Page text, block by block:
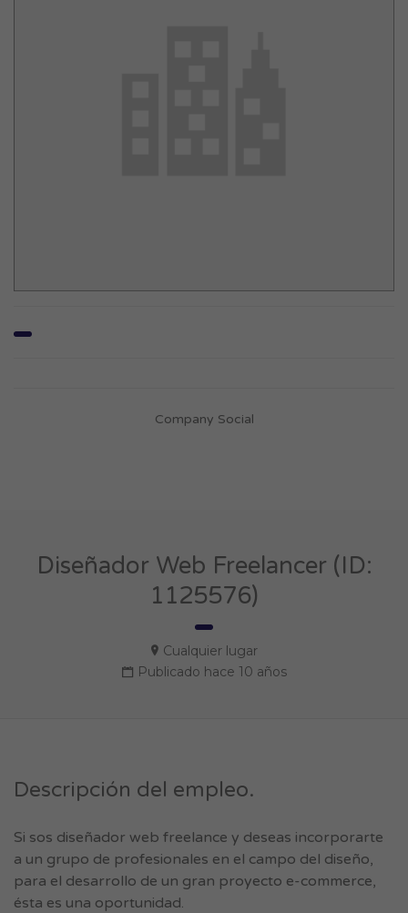
Company Social
Diseñador Web Freelancer (ID:
1125576)
Cualquier lugar
Publicado hace 10 años
Descripción del empleo.
Si sos diseñador web freelance y deseas incorporarte
a un grupo de profesionales en el campo del diseño,
para el desarrollo de un gran proyecto e-commerce,
ésta es una oportunidad.